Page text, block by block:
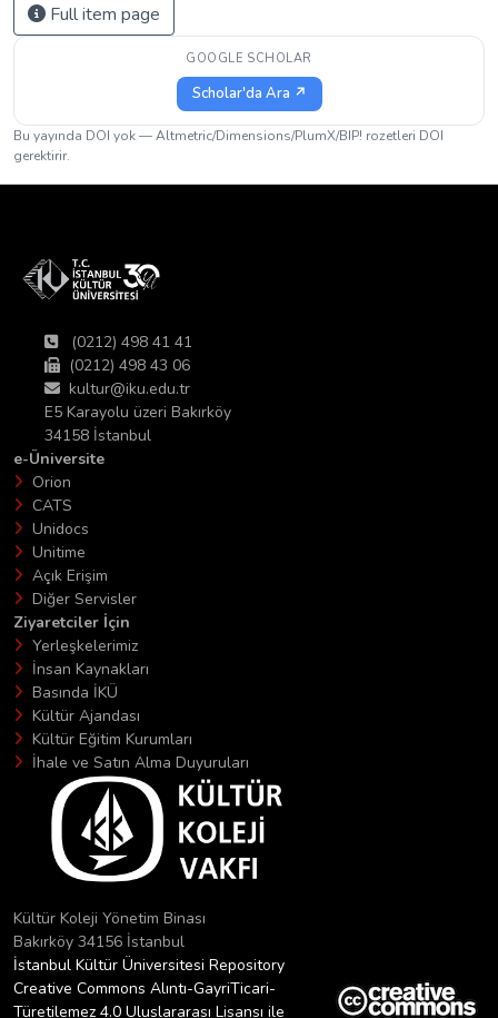
Full item page
GOOGLE SCHOLAR
Scholar'da Ara ↗
Bu yayında DOI yok — Altmetric/Dimensions/PlumX/BIP! rozetleri DOI
gerektirir.
(0212) 498 41 41
(0212) 498 43 06
kultur@iku.edu.tr
E5 Karayolu üzeri Bakırköy
34158 İstanbul
e-Üniversite
Orion
CATS
Unidocs
Unitime
Açık Erişim
Diğer Servisler
Ziyaretciler İçin
Yerleşkelerimiz
İnsan Kaynakları
Basında İKÜ
Kültür Ajandası
Kültür Eğitim Kurumları
İhale ve Satın Alma Duyuruları
Kültür Koleji Yönetim Binası
Bakırköy 34156 İstanbul
İstanbul Kültür Üniversitesi Repository
Creative Commons Alıntı-GayriTicari-
Türetilemez 4.0 Uluslararası Lisansı ile